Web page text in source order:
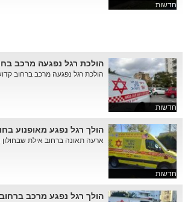
חדשות
חדשות
הולכת רגל נפגעה מרכב
הולכת רגל נפגעה מרכב ברחוב
חדשות
הולך רגל נפגע מאופנוע
ארעה תאונה ברחוב אילת שבחולון
הולך רגל נפגע מרכב ברחוב